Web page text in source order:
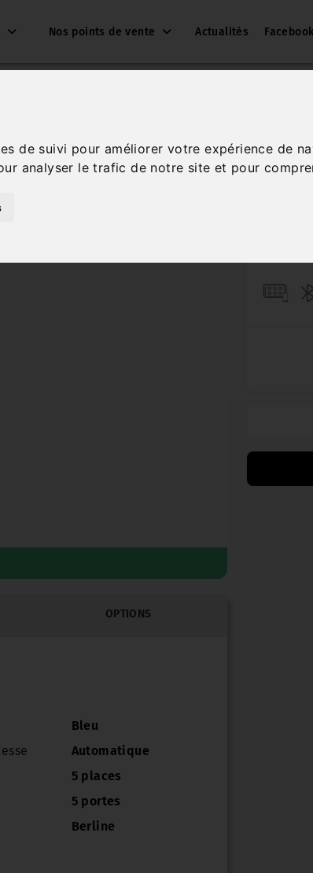
de suivi pour améliorer votre expérience de
analyser le trafic de notre site et pour
Nos points de vente Actualités Facebook
OPTIONS
Bleu
Automatique
5 places
5 portes
Berline